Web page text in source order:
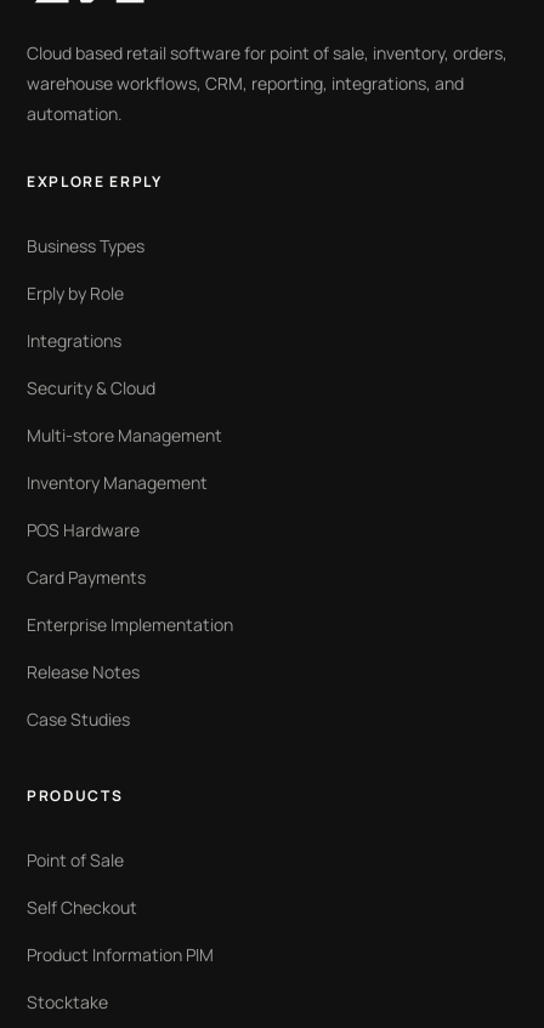
Cloud based retail software for point of sale, inventory, orders,
warehouse workflows, CRM, reporting, integrations, and
automation.
EXPLORE ERPLY
Business Types
Erply by Role
Integrations
Security & Cloud
Multi-store Management
Inventory Management
POS Hardware
Card Payments
Enterprise Implementation
Release Notes
Case Studies
PRODUCTS
Point of Sale
Self Checkout
Product Information PIM
Stocktake